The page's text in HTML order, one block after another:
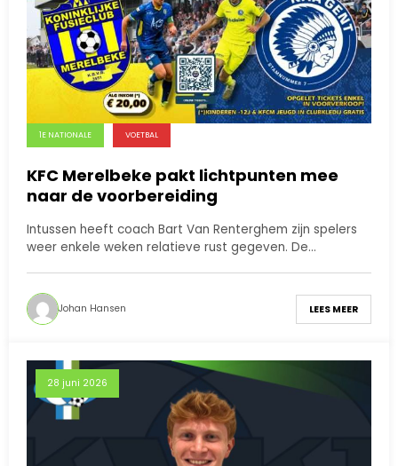
1E NATIONALE VOETBAL
KFC Merelbeke pakt lichtpunten mee
naar de voorbereiding
Intussen heeft coach Bart Van Renterghem zijn spelers
weer enkele weken relatieve rust gegeven. De…
Johan Hansen LEES MEER
28 juni 2026